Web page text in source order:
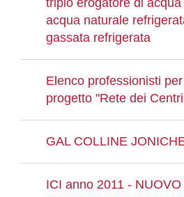
triplo erogatore di
acqua naturale
gassata refrigerata
Elenco professionisti
progetto "Rete dei
GAL COLLINE
ICI anno 2011 - NUOVO